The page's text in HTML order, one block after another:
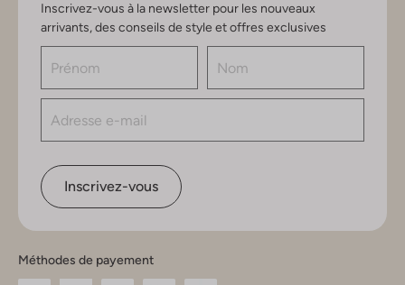
Inscrivez-vous à la newsletter pour les nouveaux
arrivants, des conseils de style et offres exclusives
Inscrivez-vous
Méthodes de payement